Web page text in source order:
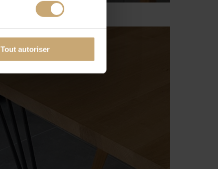
Tout autoriser